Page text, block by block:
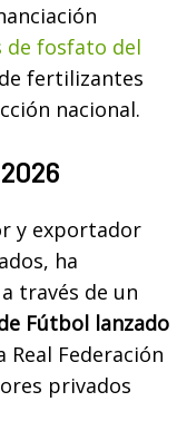
de fosfato del
fertilizantes
nacional.
y exportador
ha
través de un
Fútbol lanzado
Federación
privados